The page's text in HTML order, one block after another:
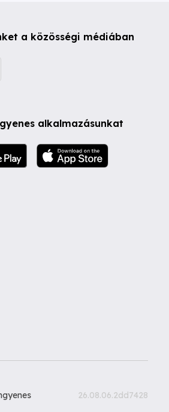
a közösségi médiában
alkalmazásunkat
26.08.06.2dd7428